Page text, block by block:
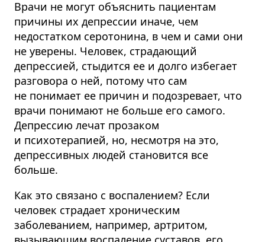
Врачи не могут объяснить пациентам
причины их депрессии иначе, чем
недостатком серотонина, в чем и сами они
не уверены. Человек, страдающий
депрессией, стыдится ее и долго избегает
разговора о ней, потому что сам
не понимает ее причин и подозревает, что
врачи понимают не больше его самого.
Депрессию лечат прозаком
и психотерапией, но, несмотря на это,
депрессивных людей становится все
больше.
Как это связано с воспалением? Если
человек страдает хроническим
заболеванием, например, артритом,